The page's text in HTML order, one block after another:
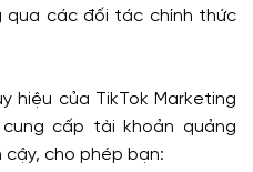
qua các đối tác chính thức
hiệu của TikTok Marketing
cấp tài khoản quảng
cậy, cho phép bạn: